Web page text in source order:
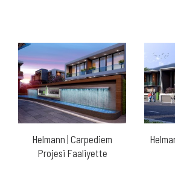
Helmann | Carpediem
Projesi Faaliyette